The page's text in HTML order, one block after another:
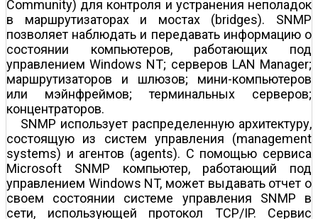
Community) для контроля и устранения неполадок
в маршрутизаторах и мостах (bridges). SNMP
позволяет наблюдать и передавать информацию о
состоянии компьютеров, работающих под
управлением Windows NT; серверов LAN Manager;
маршрутизаторов и шлюзов; мини-компьютеров
или мэйнфреймов; терминальных серверов;
концентраторов.
SNMP использует распределенную архитектуру,
состоящую из систем управления (management
systems) и агентов (agents). С помощью сервиса
Microsoft SNMP компьютер, работающий под
управлением Windows NT, может выдавать отчет о
своем состоянии системе управления SNMP в
сети, использующей протокол TCP/IP. Сервис